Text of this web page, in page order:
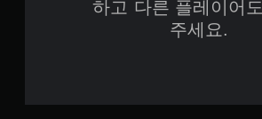
하고 다른 플레이어
주세요.